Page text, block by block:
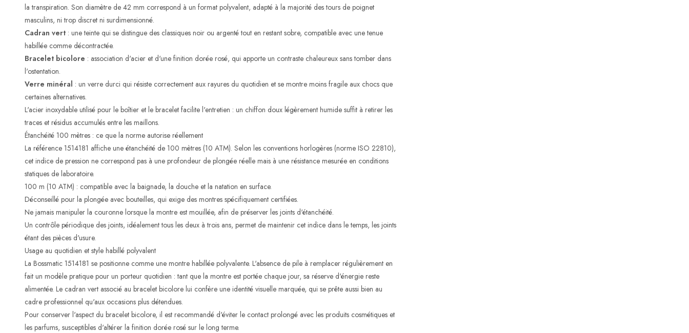
la transpiration. Son diamètre de 42 mm correspond à un format polyvalent, adapté à la majorité des tours de poignet
masculins, ni trop discret ni surdimensionné.
Cadran vert : une teinte qui se distingue des classiques noir ou argenté tout en restant sobre, compatible avec une tenue
habillée comme décontractée.
Bracelet bicolore : association d'acier et d'une finition dorée rosé, qui apporte un contraste chaleureux sans tomber dans
l'ostentation.
Verre minéral : un verre durci qui résiste correctement aux rayures du quotidien et se montre moins fragile aux chocs que
certaines alternatives.
L'acier inoxydable utilisé pour le boîtier et le bracelet facilite l'entretien : un chiffon doux légèrement humide suffit à retirer les
traces et résidus accumulés entre les maillons.
Étanchéité 100 mètres : ce que la norme autorise réellement
La référence 1514181 affiche une étanchéité de 100 mètres (10 ATM). Selon les conventions horlogères (norme ISO 22810),
cet indice de pression ne correspond pas à une profondeur de plongée réelle mais à une résistance mesurée en conditions
statiques de laboratoire.
100 m (10 ATM) : compatible avec la baignade, la douche et la natation en surface.
Déconseillé pour la plongée avec bouteilles, qui exige des montres spécifiquement certifiées.
Ne jamais manipuler la couronne lorsque la montre est mouillée, afin de préserver les joints d'étanchéité.
Un contrôle périodique des joints, idéalement tous les deux à trois ans, permet de maintenir cet indice dans le temps, les joints
étant des pièces d'usure.
Usage au quotidien et style habillé polyvalent
La Bossmatic 1514181 se positionne comme une montre habillée polyvalente. L'absence de pile à remplacer régulièrement en
fait un modèle pratique pour un porteur quotidien : tant que la montre est portée chaque jour, sa réserve d'énergie reste
alimentée. Le cadran vert associé au bracelet bicolore lui confère une identité visuelle marquée, qui se prête aussi bien au
cadre professionnel qu'aux occasions plus détendues.
Pour conserver l'aspect du bracelet bicolore, il est recommandé d'éviter le contact prolongé avec les produits cosmétiques et
les parfums, susceptibles d'altérer la finition dorée rosé sur le long terme.